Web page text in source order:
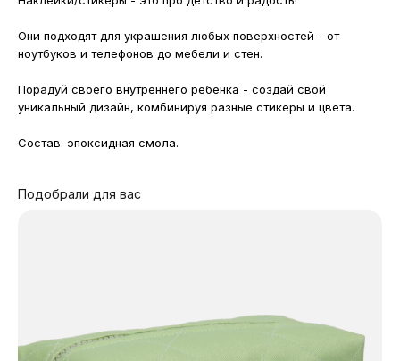
Они подходят для украшения любых поверхностей - от
ноутбуков и телефонов до мебели и стен.
Порадуй своего внутреннего ребенка - создай свой
уникальный дизайн, комбинируя разные стикеры и цвета.
Состав: эпоксидная смола.
Подобрали для вас